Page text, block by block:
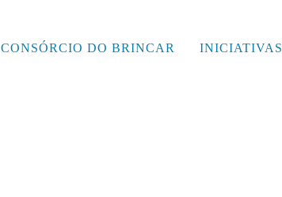
CONSÓRCIO DO BRINCAR INICIATIVAS